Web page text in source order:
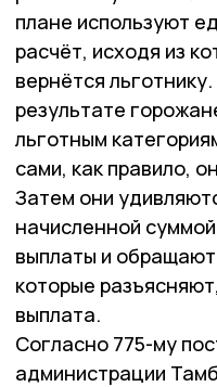
плане используют
расчёт, исходя из
вернётся
результате
льготным
сами, как правило,
Затем они
начисленной
выплаты и
которые
выплата.
Согласно 775-му
администрации